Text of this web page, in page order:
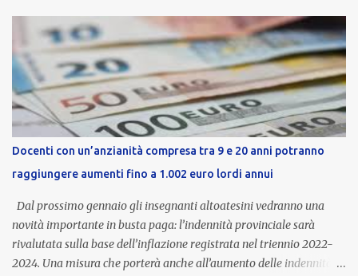
Docenti con un’anzianità compresa tra 9 e 20 anni potranno
raggiungere aumenti fino a 1.002 euro lordi annui
Dal prossimo gennaio gli insegnanti altoatesini vedranno una
novità importante in busta paga: l’indennità provinciale sarà
rivalutata sulla base dell’inflazione registrata nel triennio 2022-
2024. Una misura che porterà anche all’aumento delle indennità di